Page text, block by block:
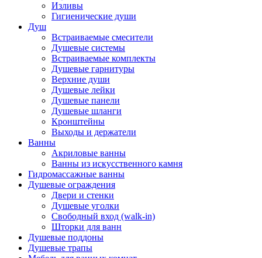
Изливы
Гигиенические души
Душ
Встраиваемые смесители
Душевые системы
Встраиваемые комплекты
Душевые гарнитуры
Верхние души
Душевые лейки
Душевые панели
Душевые шланги
Кронштейны
Выходы и держатели
Ванны
Акриловые ванны
Ванны из искусственного камня
Гидромассажные ванны
Душевые ограждения
Двери и стенки
Душевые уголки
Свободный вход (walk-in)
Шторки для ванн
Душевые поддоны
Душевые трапы